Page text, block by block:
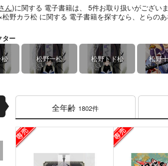
ん)に関する 電子書籍は、 5件お取り扱いがござい
松野カラ松 に関する 電子書籍を探すなら、とらの
ター
松野一松 松野トド松 松野
全年齢 1802件